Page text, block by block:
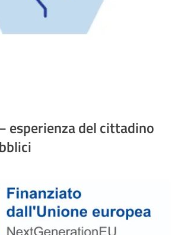
esperienza del cittadino